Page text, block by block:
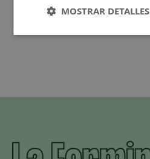
MOSTRAR DETALLES